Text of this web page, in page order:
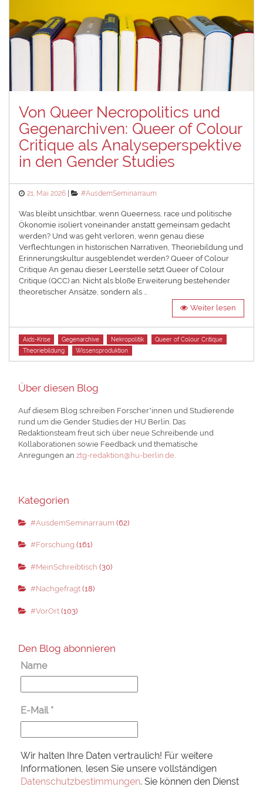
Von Queer Necropolitics und
Gegenarchiven: Queer of Colour
Critique als Analyseperspektive
in den Gender Studies
Posted
21. Mai 2026 Categories
#AusdemSeminarraum
Was bleibt unsichtbar, wenn Queerness, race und politische
Ökonomie isoliert voneinander anstatt gemeinsam gedacht
werden? Und was geht verloren, wenn genau diese
Verflechtungen in historischen Narrativen, Theoriebildung und
Erinnerungskultur ausgeblendet werden? Queer of Colour
Critique An genau dieser Leerstelle setzt Queer of Colour
Critique (QCC) an: Nicht als bloße Erweiterung bestehender
theoretischer Ansätze, sondern als …
Weiter lesen
Tags
Aids-Krise Gegenarchive Nekropolitik
Queer of Colour Critique
Theoriebildung
Wissensproduktion
Über diesen Blog
Auf diesem Blog schreiben Forscher*innen und Studierende
rund um die Gender Studies der HU Berlin. Das
Redaktionsteam freut sich über neue Schreibende und
Kollaborationen sowie Feedback und thematische
Anregungen anztg-redaktion@hu-berlin.de
Kategorien
#AusdemSeminarraum (62)
#Forschung (161)
#MeinSchreibtisch (30)
#Nachgefragt(18)
#VorOrt(103)
Den Blog abonnieren
Name
E-Mail *
Wir halten Ihre Daten vertraulich! Für weitere
Informationen, lesen Sie unsere vollständigen
Datenschutzbestimmungen. Sie können den Dienst